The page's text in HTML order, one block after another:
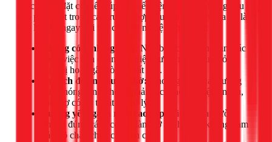
Việc tự lắp đặt có thể giúp bạn tiết kiệm chi phí, nhưng nếu
gặp phải một trong các trường hợp sau, lời khuyên của tôi là
hãy liên hệ ngay với thợ chuyên nghiệp như 1Fix:
Không có kinh nghiệm:
Nếu bạn chưa từng làm các
công việc liên quan đến điện nước, rủi ro làm hỏng
thiết bị hoặc gây rò rỉ là rất cao.
Sai lệch đường nước chờ:
Khoảng cách hai đường
nước nóng-lạnh không phải 15cm hoặc bị lệch nhau,
cần thợ có kỹ thuật để xử lý.
Tường yếu, gạch men cao cấp:
Việc khoan tường
không đúng cách có thể làm vỡ gạch hoặc không đảm
bảo độ chắc chắn cho sen cây.